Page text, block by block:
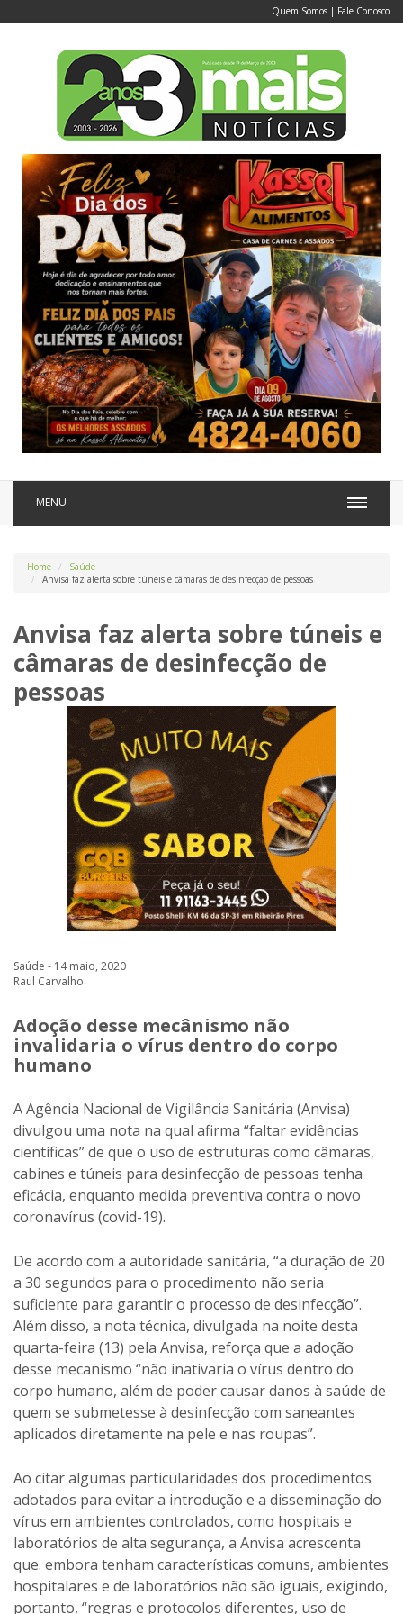
Quem Somos | Fale Conosco
MENU
Home
Saúde
Anvisa faz alerta sobre túneis e câmaras de desinfecção de pessoas
Anvisa faz alerta sobre túneis e
câmaras de desinfecção de
pessoas
Saúde - 14 maio, 2020
Raul Carvalho
Adoção desse mecânismo não
invalidaria o vírus dentro do corpo
humano
A Agência Nacional de Vigilância Sanitária (Anvisa)
divulgou uma nota na qual afirma “faltar evidências
científicas” de que o uso de estruturas como câmaras,
cabines e túneis para desinfecção de pessoas tenha
eficácia, enquanto medida preventiva contra o novo
coronavírus (covid-19).
De acordo com a autoridade sanitária, “a duração de 20
a 30 segundos para o procedimento não seria
suficiente para garantir o processo de desinfecção”.
Além disso, a nota técnica, divulgada na noite desta
quarta-feira (13) pela Anvisa, reforça que a adoção
desse mecanismo “não inativaria o vírus dentro do
corpo humano, além de poder causar danos à saúde de
quem se submetesse à desinfecção com saneantes
aplicados diretamente na pele e nas roupas”.
Ao citar algumas particularidades dos procedimentos
adotados para evitar a introdução e a disseminação do
vírus em ambientes controlados, como hospitais e
laboratórios de alta segurança, a Anvisa acrescenta
que. embora tenham características comuns, ambientes
hospitalares e de laboratórios não são iguais, exigindo,
portanto, “regras e protocolos diferentes, uso de